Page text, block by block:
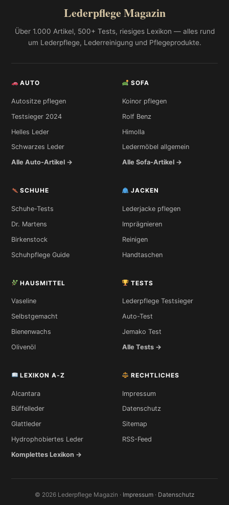
Lederpflege Magazin
Über 1.000 Artikel, 500+ Tests, riesiges Lexikon — alles rund
um Lederpflege, Lederreinigung und Pflegeprodukte.
AUTO
Autositze pflegen
Testsieger 2024
Helles Leder
Schwarzes Leder
Alle Auto-Artikel →
SOFA
Koinor pflegen
Rolf Benz
Himolla
Ledermöbel allgemein
Alle Sofa-Artikel →
SCHUHE
Schuhe-Tests
Dr. Martens
Birkenstock
Schuhpflege Guide
JACKEN
Lederjacke pflegen
Imprägnieren
Reinigen
Handtaschen
HAUSMITTEL
Vaseline
Selbstgemacht
Bienenwachs
Olivenöl
TESTS
Lederpflege Testsieger
Auto-Test
Jemako Test
Alle Tests →
LEXIKON A-Z
Alcantara
Büffelleder
Glattleder
Hydrophobiertes Leder
Komplettes Lexikon →
RECHTLICHES
Impressum
Datenschutz
Sitemap
RSS-Feed
© 2026 Lederpflege Magazin · Impressum · Datenschutz